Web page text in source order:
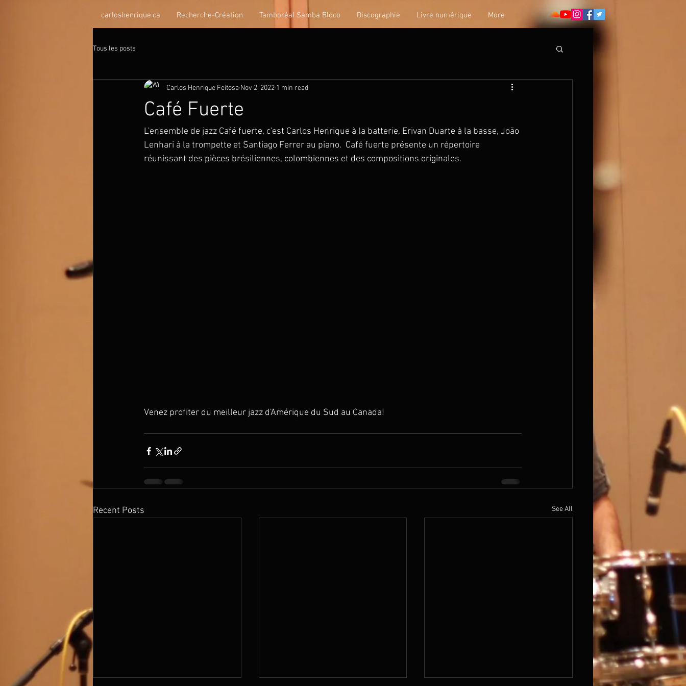
carloshenrique.ca Recherche-Création Tamboréal Samba Bloco Discographie Livre numérique More
Tous les posts
Café Fuerte
Carlos Henrique Feitosa Nov 2, 2022 1 min read
L'ensemble de jazz Café fuerte, c'est Carlos Henrique à la batterie, Erivan Duarte à la basse, João
Lenhari à la trompette et Santiago Ferrer au piano.  Café fuerte présente un répertoire
réunissant des pièces brésiliennes, colombiennes et des compositions originales.
Venez profiter du meilleur jazz d'Amérique du Sud au Canada!
Recent Posts See All